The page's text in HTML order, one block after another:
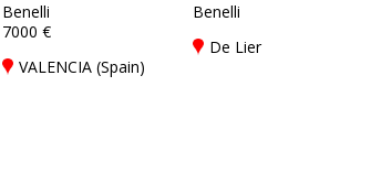
Benelli
7000 €
VALENCIA (Spain)
Benelli
De Lier